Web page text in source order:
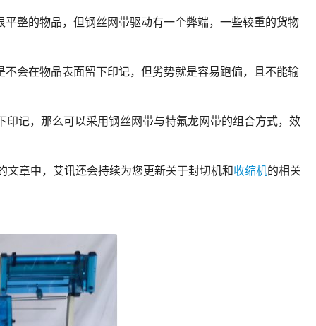
整的物品，但钢丝网带驱动有一个弊端，一些较重的货物
会在物品表面留下印记，但劣势就是容易跑偏，且不能输
记，那么可以采用钢丝网带与特氟龙网带的组合方式，效
章中，艾讯还会持续为您更新关于封切机和收缩机的相关